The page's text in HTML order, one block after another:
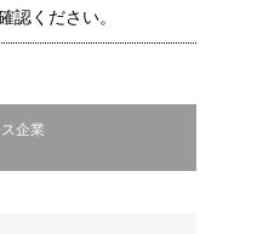
認ください。
企業